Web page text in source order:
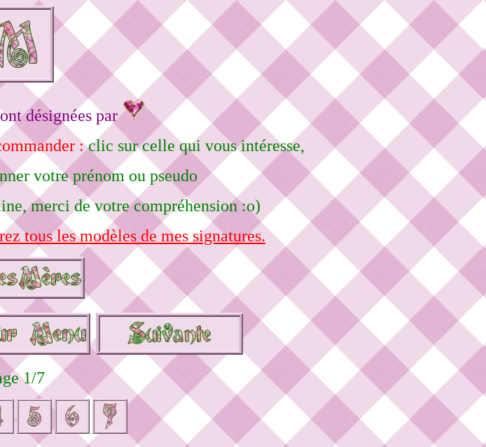
désignées par
:clic sur celle qui vous intéresse,
votre prénom ou pseudo
merci de votre compréhension :o)
tous les modèles de mes signatures.
1/7